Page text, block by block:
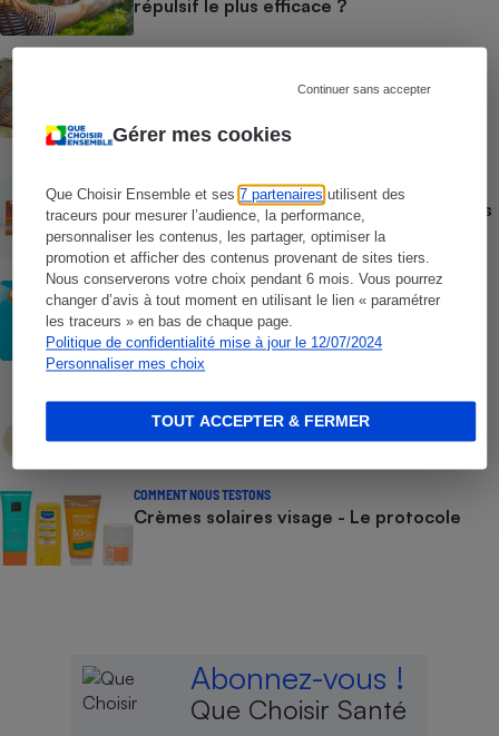
Gérer mes cookies
Que Choisir Ensemble et ses7 partenaires utilisent des
traceurs pour mesurer l’audience, la performance,
personnaliser les contenus, les partager, optimiser la
promotion et afficher des contenus provenant de sites tiers.
Nous conserverons votre choix pendant 6 mois. Vous pourrez
changer d’avis à tout moment en utilisant le lien « paramétrer
les traceurs » en bas de chaque page.
Politique de confidentialité mise à jour le 12/07/2024
Personnaliser mes choix
Continuer sans accepter
TOUT ACCEPTER & FERMER
répulsif le plus efficace ?
Test des crèmes solaires vendues sur
dangereuses pour la santé des
consommateurs
ACTUALITÉ
Crèmes solaires - Le bilan désastreux des
plateformes chinoises
Crèmes solaires - Les logos à la loupe
Crèmes solaires - Le protocole
COMMENT NOUS TESTONS
Crèmes solaires visage - Le protocole
Abonnez-vous !
Que Choisir Santé